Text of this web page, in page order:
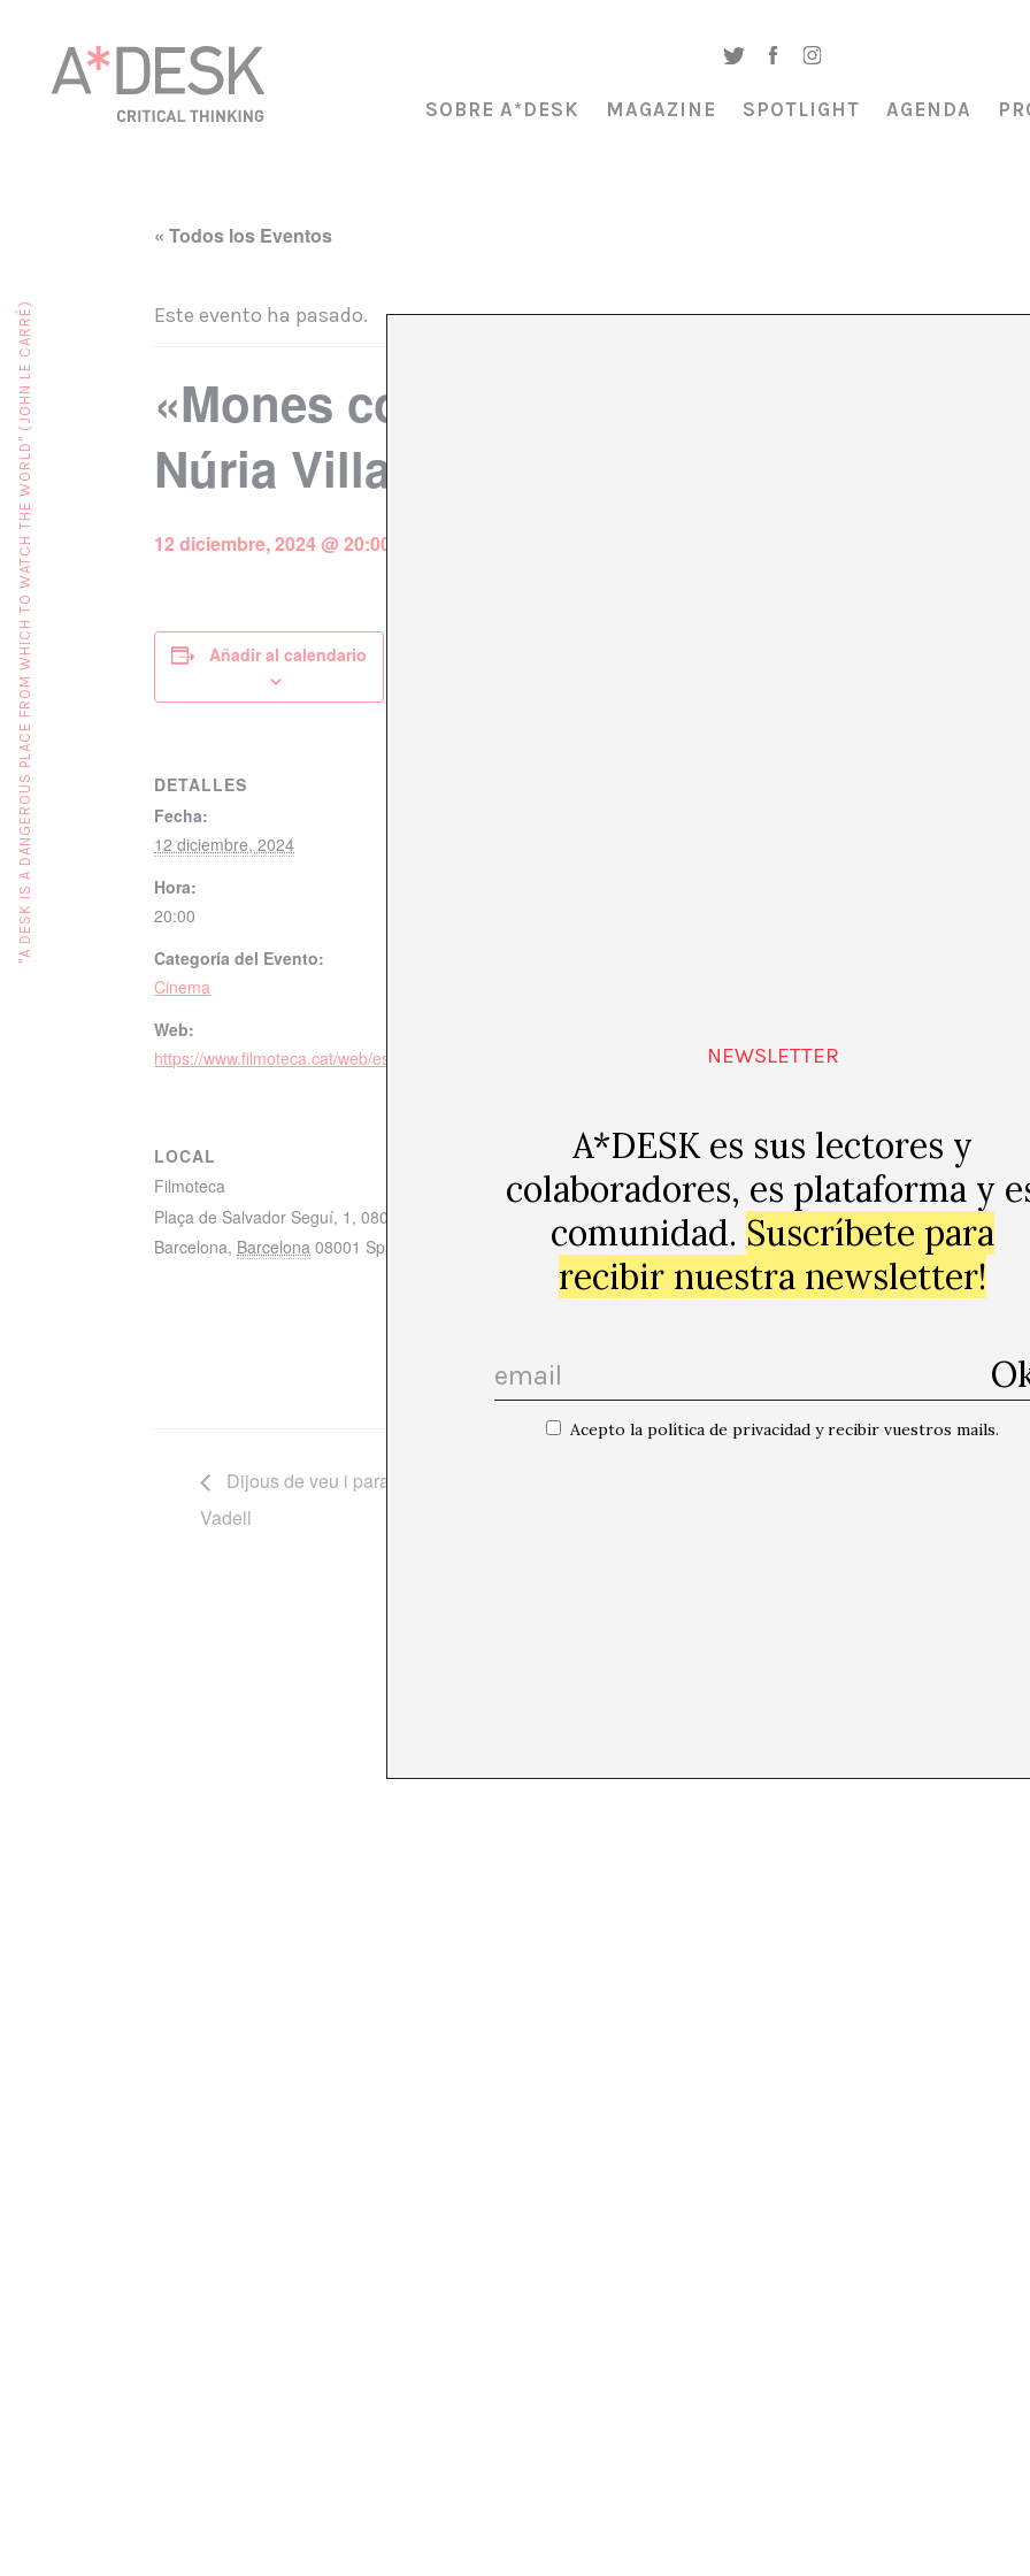
SOBRE A*DESK MAGAZINE SPOTLIGHT AGENDA
« Todos los Eventos
Este evento ha pasado.
«Mones com la Becky» Joaquim Jordà,
Núria Villazán
12 diciembre, 2024 @ 20:00
Añadir al calendario
DETALLES
Fecha:
12 diciembre, 2024
Hora:
20:00
Categoría del Evento:
Cinema
Web:
https://www.filmoteca.cat/web/es/node/22892
LOCAL
Filmoteca
Plaça de Salvador Seguí, 1, 08001 Barcelona mapa
Barcelona, Barcelona 08001 Spain
Dijous de veu i paraula / «Uralita de negra nit» amb Jaume Pont i Pau
Vadell
NEWSLETTER
A*DESK es sus lectores y
colaboradores, es plataforma y
comunidad. Suscríbete para
recibir nuestra newsletter!
Acepto la política de privacidad y recibir vuestros mails.
"A DESK IS A DANGEROUS PLACE FROM WHICH TO WATCH THE WORLD" (JOHN LE CARRÉ)